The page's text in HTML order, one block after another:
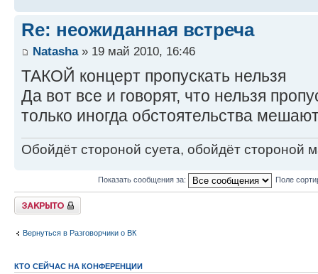
Re: неожиданная встреча
Natasha» 19 май 2010, 16:46
ТАКОЙ концерт пропускать нельзя
Да вот все и говорят, что нельзя
только иногда обстоятельства
Обойдёт стороной суета, обойдёт стороной
Показать сообщения за: Поле
Закрыто
Вернуться в Разговорчики о ВК
КТО СЕЙЧАС НА КОНФЕРЕНЦИИ